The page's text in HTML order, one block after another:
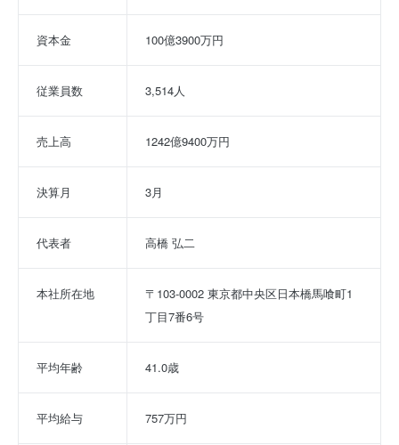
資本金 100億3900万円
従業員数 3,514人
売上高 1242億9400万円
決算月 3月
代表者 高橋 弘二
本社所在地
〒103-0002 東京都中央区日本橋馬喰町1
丁目7番6号
平均年齢 41.0歳
平均給与 757万円